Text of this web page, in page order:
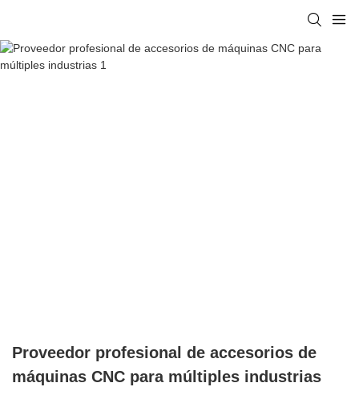
Proveedor profesional de accesorios de
máquinas CNC para múltiples industrias